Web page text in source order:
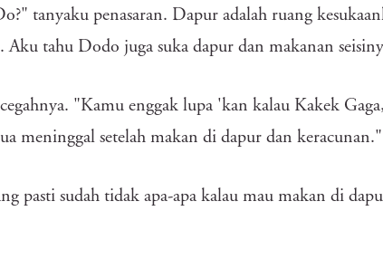
tanyaku penasaran. Dapur adalah ruang
Aku tahu Dodo juga suka dapur dan makanan
"Kamu enggak lupa 'kan kalau Kakek
meninggal setelah makan di dapur dan keracunan."
pasti sudah tidak apa-apa kalau mau makan di